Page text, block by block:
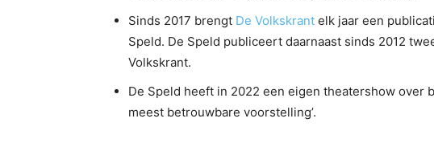
Sinds 2017 brengt De Volkskrant elk jaar een
Speld. De Speld publiceert daarnaast sinds 2012
Volkskrant.
De Speld heeft in 2022 een eigen theatershow over
meest betrouwbare voorstelling’.